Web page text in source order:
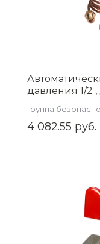
давления 1/2
Группа
4 082.55 руб.